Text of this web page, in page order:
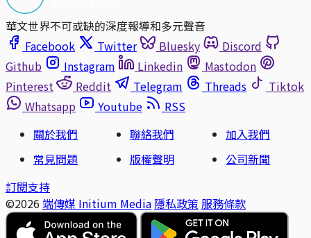
華文世界不可或缺的深度報導和多元聲音
Facebook
Twitter Bluesky
Discord
Github
Instagram Linkedin
Mastodon
Pinterest
Reddit Telegram Threads
Tiktok
Whatsapp
Youtube
RSS
關於我們
聯絡我們
加入我們
常見問題
版權聲明
公司新聞
訂閱支持
©2026 端傳媒 Initium Media 隱私政策 服務條款